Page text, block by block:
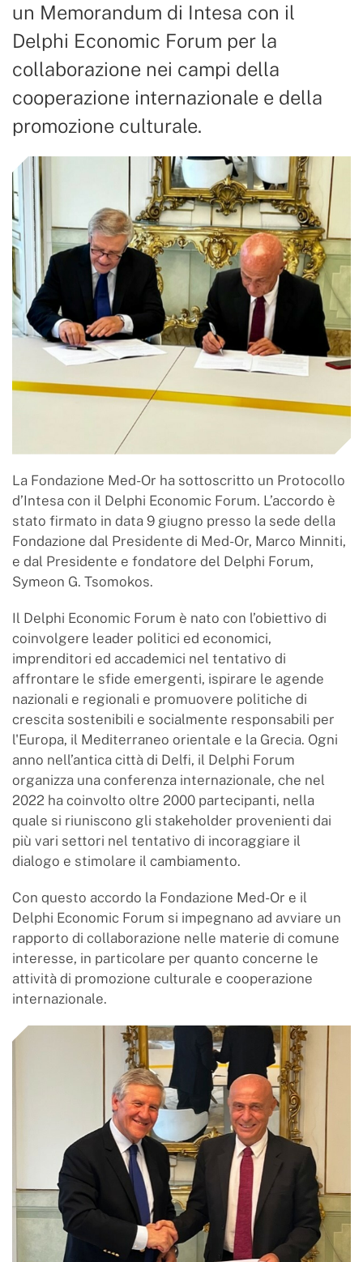
un Memorandum di Intesa con il
Delphi Economic Forum per la
collaborazione nei campi della
cooperazione internazionale e della
promozione culturale.
La Fondazione Med-Or ha sottoscritto un Protocollo
d’Intesa con il Delphi Economic Forum. L’accordo è
stato firmato in data 9 giugno presso la sede della
Fondazione dal Presidente di Med-Or, Marco Minniti,
e dal Presidente e fondatore del Delphi Forum,
Symeon G. Tsomokos.
Il Delphi Economic Forum è nato con l’obiettivo di
coinvolgere leader politici ed economici,
imprenditori ed accademici nel tentativo di
affrontare le sfide emergenti, ispirare le agende
nazionali e regionali e promuovere politiche di
crescita sostenibili e socialmente responsabili per
l'Europa, il Mediterraneo orientale e la Grecia. Ogni
anno nell’antica città di Delfi, il Delphi Forum
organizza una conferenza internazionale, che nel
2022 ha coinvolto oltre 2000 partecipanti, nella
quale si riuniscono gli stakeholder provenienti dai
più vari settori nel tentativo di incoraggiare il
dialogo e stimolare il cambiamento.
Con questo accordo la Fondazione Med-Or e il
Delphi Economic Forum si impegnano ad avviare un
rapporto di collaborazione nelle materie di comune
interesse, in particolare per quanto concerne le
attività di promozione culturale e cooperazione
internazionale.